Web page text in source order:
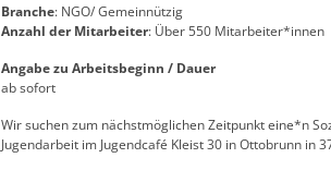
Branche: NGO/ Gemeinnützig
Anzahl der Mitarbeiter: Über 550 Mitarbeiter*innen
Angabe zu Arbeitsbeginn / Dauer
ab sofort
Wir suchen zum nächstmöglichen Zeitpunkt eine*n
Jugendarbeit im Jugendcafé Kleist 30 in Ottobrunn in